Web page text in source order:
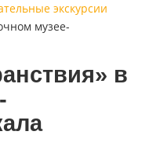
экскурсии
музее-
в